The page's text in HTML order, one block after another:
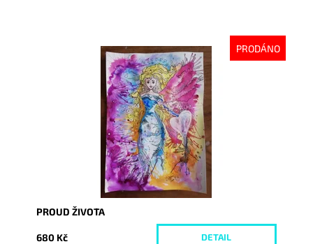
PRODÁNO
Vyprodáno
2078
PROUD ŽIVOTA
680 Kč DETAIL